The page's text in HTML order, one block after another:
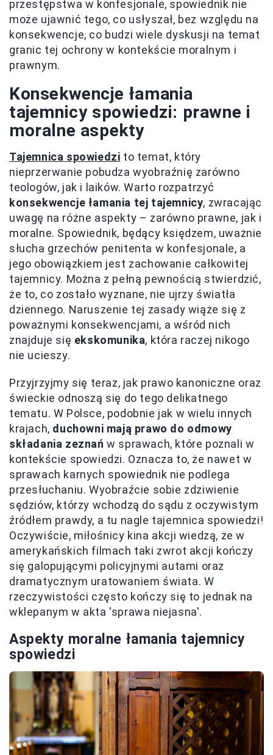
przestępstwa w konfesjonale, spowiednik nie
może ujawnić tego, co usłyszał, bez względu na
konsekwencje, co budzi wiele dyskusji na temat
granic tej ochrony w kontekście moralnym i
prawnym.
Konsekwencje łamania
tajemnicy spowiedzi: prawne i
moralne aspekty
Tajemnica spowiedzi to temat, który
nieprzerwanie pobudza wyobraźnię zarówno
teologów, jak i laików. Warto rozpatrzyć
konsekwencje łamania tej tajemnicy, zwracając
uwagę na różne aspekty – zarówno prawne, jak i
moralne. Spowiednik, będący księdzem, uważnie
słucha grzechów penitenta w konfesjonale, a
jego obowiązkiem jest zachowanie całkowitej
tajemnicy. Można z pełną pewnością stwierdzić,
że to, co zostało wyznane, nie ujrzy światła
dziennego. Naruszenie tej zasady wiąże się z
poważnymi konsekwencjami, a wśród nich
znajduje się ekskomunika, która raczej nikogo
nie ucieszy.
Przyjrzyjmy się teraz, jak prawo kanoniczne oraz
świeckie odnoszą się do tego delikatnego
tematu. W Polsce, podobnie jak w wielu innych
krajach, duchowni mają prawo do odmowy
składania zeznań w sprawach, które poznali w
kontekście spowiedzi. Oznacza to, że nawet w
sprawach karnych spowiednik nie podlega
przesłuchaniu. Wyobraźcie sobie zdziwienie
sędziów, którzy wchodzą do sądu z oczywistym
źródłem prawdy, a tu nagle tajemnica spowiedzi!
Oczywiście, miłośnicy kina akcji wiedzą, że w
amerykańskich filmach taki zwrot akcji kończy
się galopującymi policyjnymi autami oraz
dramatycznym uratowaniem świata. W
rzeczywistości często kończy się to jednak na
wklepanym w akta 'sprawa niejasna'.
Aspekty moralne łamania tajemnicy
spowiedzi